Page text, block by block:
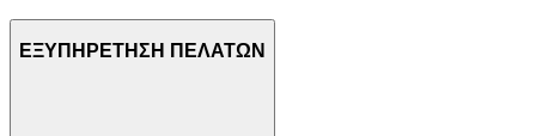
ΕΞΥΠΗΡΕΤΗΣΗ ΠΕΛΑΤΩΝ